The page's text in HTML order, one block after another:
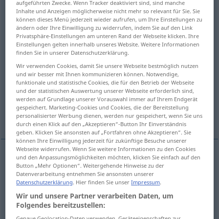
gehaut>
Übersicht aller Übersetzungen
(Für mehr Details die Übersetzung anklicken/antippen)
golpear, batir, pegar, golpear
cortar, talar pegar, golpear
Weitere Beispiele...
golpear hauen schlagen
pegar,
aufgeführten Zwecke. Wenn Tracker deaktiviert sind, sind manche
Inhalte und Anzeigen möglicherweise nicht mehr so relevant für Sie. Sie
können dieses Menü jederzeit wieder aufrufen, um Ihre Einstellungen zu
ändern oder Ihre Einwilligung zu widerrufen, indem Sie auf den Link
Privatsphäre-Einstellungen am unteren Rand der Webseite klicken. Ihre
Einstellungen gelten innerhalb unseres Website. Weitere Informationen
finden Sie in unserer Datenschutzerklärung.
Wir verwenden Cookies, damit Sie unsere Webseite bestmöglich nutzen
und wir besser mit Ihnen kommunizieren können. Notwendige,
funktionale und statistische Cookies, die für den Betrieb der Webseite
und der statistischen Auswertung unserer Webseite erforderlich sind,
werden auf Grundlage unserer Vorauswahl immer auf Ihrem Endgerät
gespeichert. Marketing-Cookies und Cookies, die der Bereitstellung
personalisierter Werbung dienen, werden nur gespeichert, wenn Sie uns
durch einen Klick auf den „Akzeptieren“-Button Ihr Einverständnis
geben. Klicken Sie ansonsten auf „Fortfahren ohne Akzeptieren“. Sie
können Ihre Einwilligung jederzeit für zukünftige Besuche unserer
Webseite widerrufen. Wenn Sie weitere Informationen zu den Cookies
und den Anpassungsmöglichkeiten möchten, klicken Sie einfach auf den
Button „Mehr Optionen“. Weitergehende Hinweise zu der
Datenverarbeitung entnehmen Sie ansonsten unserer
Datenschutzerklärung. Hier finden Sie unserImpressum.
Wir und unsere Partner verarbeiten Daten, um
Folgendes bereitzustellen: